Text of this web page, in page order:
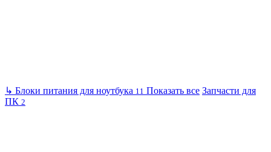
↳ Блоки питания для ноутбука 11 Показать все Запчасти для
ПК 2